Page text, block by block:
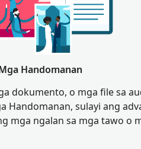
Handomanan
dokumento, o mga file sa
Handomanan, sulayi ang
mga ngalan sa mga tawo o